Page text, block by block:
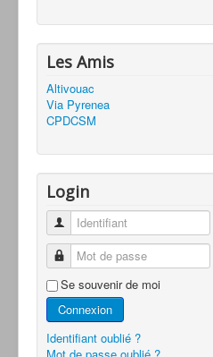
Les Amis
Altivouac
Via Pyrenea
CPDCSM
Login
Identifiant
Mot de passe
Se souvenir de moi
Connexion
Identifiant oublié ?